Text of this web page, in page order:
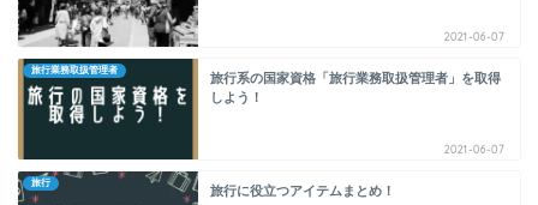
2021-06-07
旅行業務取扱管理者
旅行系の国家資格「旅行業務取扱管理者」を取得
しよう！
2021-06-07
旅行
旅行に役立つアイテムまとめ！